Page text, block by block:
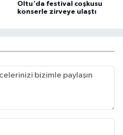
Oltu'da festival coşkusu
konserle zirveye ulaştı